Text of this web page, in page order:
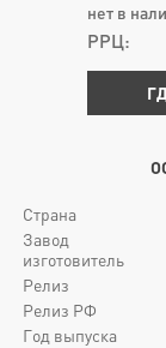
нет в
РРЦ:
Страна
Завод
изготовитель
Релиз
Релиз РФ
Год выпуска